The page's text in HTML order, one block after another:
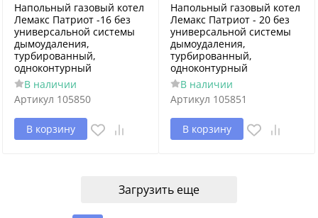
Напольный газовый котел
Лемакс Патриот -16 без
универсальной системы
дымоудаления,
турбированный,
одноконтурный
В наличии
Артикул 105850
В корзину
Напольный газовый котел
Лемакс Патриот - 20 без
универсальной системы
дымоудаления,
турбированный,
одноконтурный
В наличии
Артикул 105851
В корзину
Загрузить еще